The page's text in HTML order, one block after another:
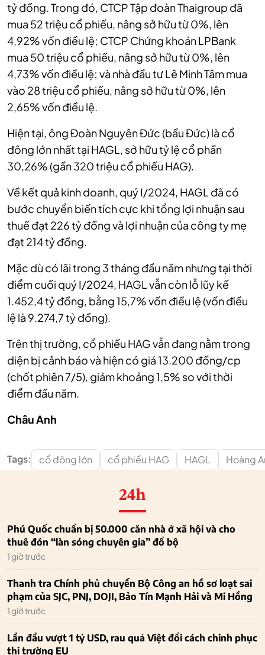
tỷ đồng. Trong đó, CTCP Tập đoàn Thaigroup đã
mua 52 triệu cổ phiếu, nâng sở hữu từ 0%, lên
4,92% vốn điều lệ; CTCP Chứng khoán LPBank
mua 50 triệu cổ phiếu, nâng sở hữu từ 0%, lên
4,73% vốn điều lệ; và nhà đầu tư Lê Minh Tâm mua
vào 28 triệu cổ phiếu, nâng sở hữu từ 0%, lên
2,65% vốn điều lệ.
Hiện tại, ông Đoàn Nguyên Đức (bầu Đức) là cổ
đông lớn nhất tại HAGL, sở hữu tỷ lệ cổ phần
30,26% (gần 320 triệu cổ phiếu HAG).
Về kết quả kinh doanh, quý I/2024, HAGL đã có
bước chuyển biến tích cực khi tổng lợi nhuận sau
thuế đạt 226 tỷ đồng và lợi nhuận của công ty mẹ
đạt 214 tỷ đồng.
Mặc dù có lãi trong 3 tháng đầu năm nhưng tại thời
điểm cuối quý I/2024, HAGL vẫn còn lỗ lũy kế
1.452,4 tỷ đồng, bằng 15,7% vốn điều lệ (vốn điều
lệ là 9.274,7 tỷ đồng).
Trên thị trường, cổ phiếu HAG vẫn đang nằm trong
diện bị cảnh báo và hiện có giá 13.200 đồng/cp
(chốt phiên 7/5), giảm khoảng 1,5% so với thời
điểm đầu năm.
Châu Anh
Tags: cổ đông lớn cổ phiếu HAG HAGL Hoàng
24h
Phú Quốc chuẩn bị 50.000 căn nhà ở xã hội và cho
thuê đón “làn sóng chuyên gia” đổ bộ
1 giờ trước
Thanh tra Chính phủ chuyển Bộ Công an hồ sơ loạt sai
phạm của SJC, PNJ, DOJI, Bảo Tín Mạnh Hải và Mi Hồng
1 giờ trước
Lần đầu vượt 1 tỷ USD, rau quả Việt đổi cách chinh phục
thị trường EU